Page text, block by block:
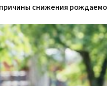
снижения